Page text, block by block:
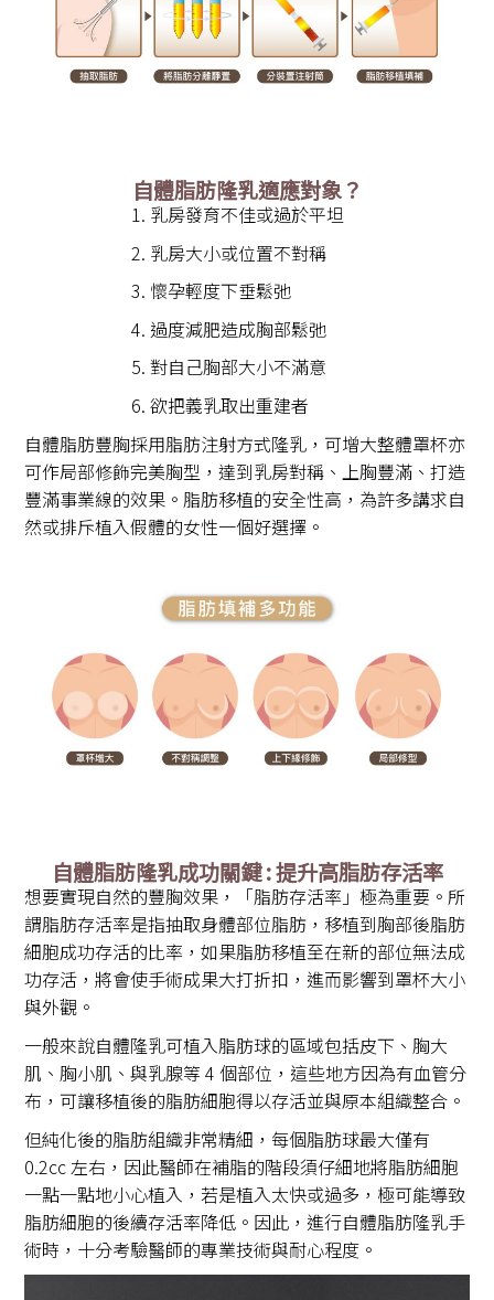
自體脂肪隆乳適應對象？
乳房發育不佳或過於平坦
乳房大小或位置不對稱
懷孕輕度下垂鬆弛
過度減肥造成胸部鬆弛
對自己胸部大小不滿意
欲把義乳取出重建者
自體脂肪豐胸採用脂肪注射方式隆乳，可增大整體罩杯亦
可作局部修飾完美胸型，達到乳房對稱、上胸豐滿、打造
豐滿事業線的效果。脂肪移植的安全性高，為許多講求自
然或排斥植入假體的女性一個好選擇。
自體脂肪隆乳成功關鍵 : 提升高脂肪存活率
想要實現自然的豐胸效果，「脂肪存活率」極為重要。所
謂脂肪存活率是指抽取身體部位脂肪，移植到胸部後脂肪
細胞成功存活的比率，如果脂肪移植至在新的部位無法成
功存活，將會使手術成果大打折扣，進而影響到罩杯大小
與外觀。
一般來說自體隆乳可植入脂肪球的區域包括皮下、胸大
肌、胸小肌、與乳腺等 4 個部位，這些地方因為有血管分
布，可讓移植後的脂肪細胞得以存活並與原本組織整合。
但純化後的脂肪組織非常精細，每個脂肪球最大僅有
0.2cc 左右，因此醫師在補脂的階段須仔細地將脂肪細胞
一點一點地小心植入，若是植入太快或過多，極可能導致
脂肪細胞的後續存活率降低。因此，進行自體脂肪隆乳手
術時，十分考驗醫師的專業技術與耐心程度。